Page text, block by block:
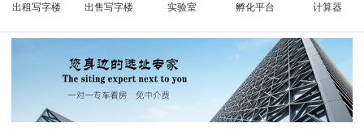
出租写字楼 出售写字楼 实验室 孵化平台 计算器